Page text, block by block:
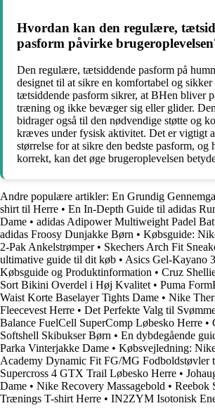
Hvordan kan den regulære,
pasform påvirke
Den regulære, tætsiddende pasform på
designet til at sikre en komfortabel og
tætsiddende pasform sikrer, at BHen bliver
træning og ikke bevæger sig eller glider.
bidrager også til den nødvendige støtte og
kræves under fysisk aktivitet. Det er vigtigt
størrelse for at sikre den bedste pasform, og
korrekt, kan det øge brugeroplevelsen
Andre populære artikler: En Grundig
shirt til Herre • En In-Depth Guide til adidas
Dame • adidas Adipower Multiweight Padel Bat
adidas Froosy Dunjakke Børn • Købsguide:
2-Pak Ankelstrømper• Skechers Arch Fit
ultimative guide til dit køb • Asics Gel-Kayano
Købsguide og Produktinformation • Cruz
Sort Bikini Overdel i Høj Kvalitet • Puma
Waist Korte Baselayer Tights Dame • Nike
Fleecevest Herre • Det Perfekte Valg til
Balance FuelCell SuperComp Løbesko Herre •
Softshell Skibukser Børn • En dybdegående
Parka Vinterjakke Dame • Købsvejledning:
Academy Dynamic Fit FG/MG Fodboldstøvler
Supercross 4 GTX Trail Løbesko Herre •
Dame • Nike Recovery Massagebold • Reebok
Trænings T-shirt Herre • IN2ZYM Isotonisk